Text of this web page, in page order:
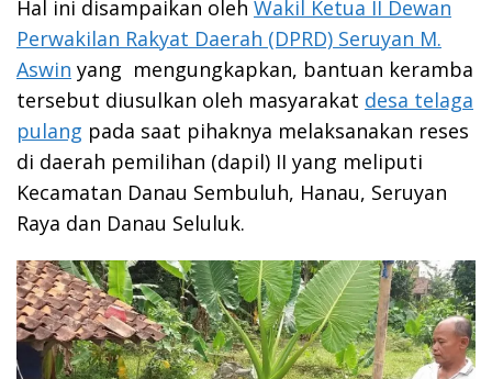
Hal ini disampaikan oleh Wakil Ketua II Dewan
Perwakilan Rakyat Daerah (DPRD) Seruyan M.
Aswin yang mengungkapkan, bantuan keramba
tersebut diusulkan oleh masyarakat desa telaga
pulang pada saat pihaknya melaksanakan reses
di daerah pemilihan (dapil) II yang meliputi
Kecamatan Danau Sembuluh, Hanau, Seruyan
Raya dan Danau Seluluk.